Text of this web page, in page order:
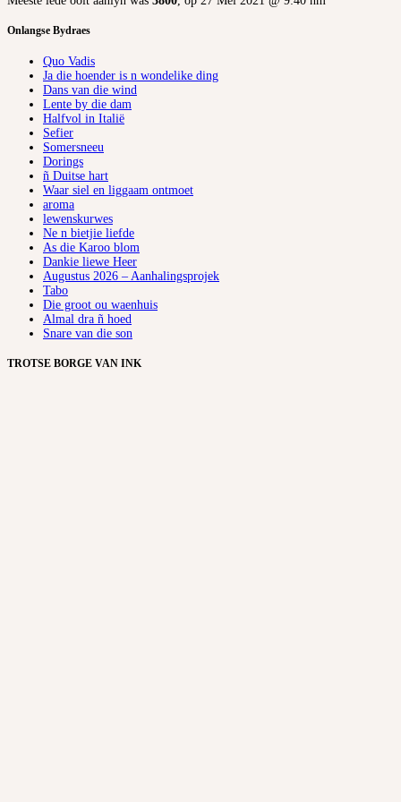
Onlangse Bydraes
Quo Vadis
Ja die hoender is n wondelike ding
Dans van die wind
Lente by die dam
Halfvol in Italië
Sefier
Somersneeu
Dorings
ñ Duitse hart
Waar siel en liggaam ontmoet
aroma
lewenskurwes
Ne n bietjie liefde
As die Karoo blom
Dankie liewe Heer
Augustus 2026 – Aanhalingsprojek
Tabo
Die groot ou waenhuis
Almal dra ñ hoed
Snare van die son
TROTSE BORGE VAN INK